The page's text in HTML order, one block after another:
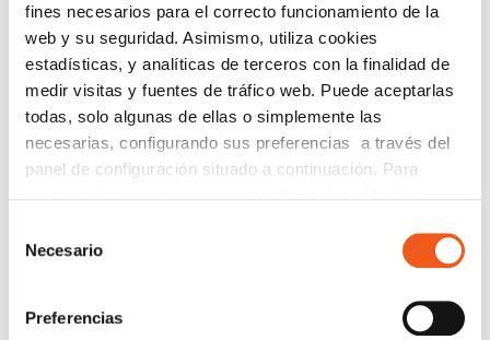
fines necesarios para el correcto funcionamiento de la
web y su seguridad. Asimismo, utiliza cookies
estadísticas, y analíticas de terceros con la finalidad de
medir visitas y fuentes de tráfico web. Puede aceptarlas
todas, solo algunas de ellas o simplemente las
necesarias, configurando sus preferencias a través del
panel de configuración situado a continuación. Para
consultar nuestra política de cookies
política de cookies
Necesario
Preferencias
Email
Recibirás un correo para confirmar la suscripción
Nombre (opcional)
Información básica en protección de datos.-De
SEGURIDAD Y PRIVACIDAD DE DATOS S.L. tratará
los datos facilitados con la finalidad de enviar un boletín